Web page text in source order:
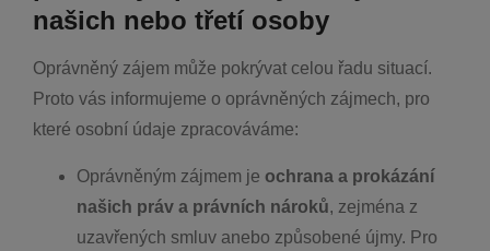
našich nebo třetí osoby
Oprávněný zájem může pokrývat celou řadu situací.
Proto vás informujeme o oprávněných zájmech, pro
které osobní údaje zpracováváme:
Oprávněným zájmem je ochrana a prokázání
našich práv a právních nároků, zejména z
uzavřených smluv anebo způsobené újmy. Pro